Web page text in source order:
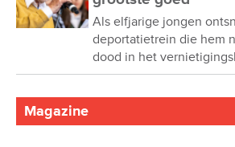
Als elfjarige jongen
deportatietrein die hem
dood in het
Magazine